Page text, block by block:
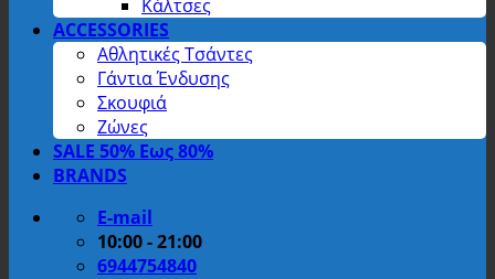
Κάλτσες
ACCESSORIES
Αθλητικές Τσάντες
Γάντια Ένδυσης
Σκουφιά
Ζώνες
SALE 50% Εως 80%
BRANDS
E-mail
10:00 - 21:00
6944754840